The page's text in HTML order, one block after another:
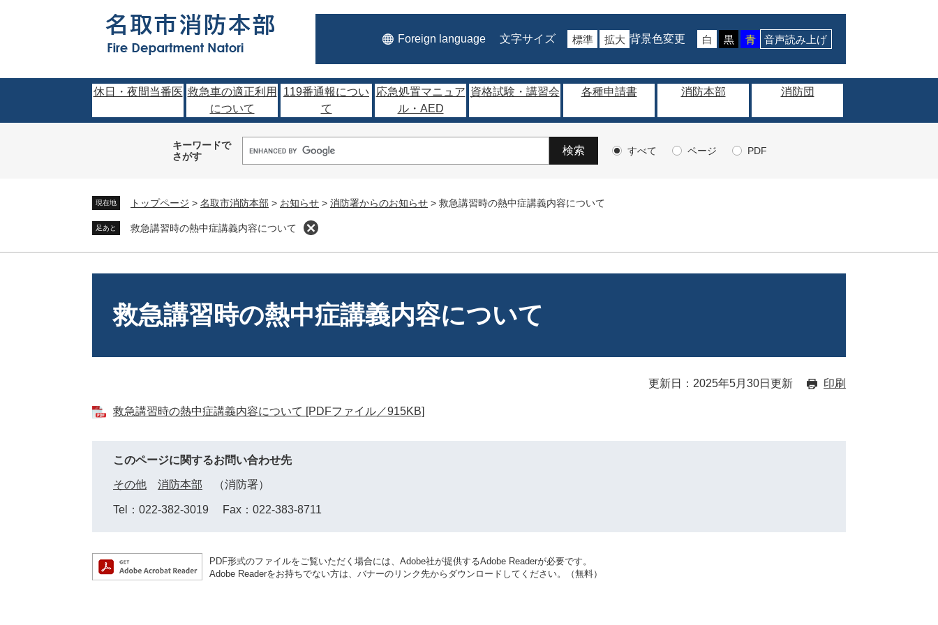
す。
し
Foreign language 文字サイズ 標準 拡大 背景色変更 白 黒 青 音声読み上げ
休日・夜間当番医 救急車の適正利用
について
119番通報につい
て
応急処置マニュア
ル・AED
資格試験・講習会 各種申請書 消防本部 消防団
キーワードで
さがす
すべて ページ PDF
現在地 トップページ > 名取市消防本部 > お知らせ > 消防署からのお知らせ > 救急講習時の熱中症講義内容について
足あと 救急講習時の熱中症講義内容について
救急講習時の熱中症講義内容について
更新日：2025年5月30日更新 印刷
救急講習時の熱中症講義内容について [PDFファイル／915KB]
このページに関するお問い合わせ先
その他 消防本部 消防署
Tel：022-382-3019 Fax：022-383-8711
PDF形式のファイルをご覧いただく場合には、Adobe社が提供するAdobe Readerが必要です。
Adobe Readerをお持ちでない方は、バナーのリンク先からダウンロードしてください。（無料）